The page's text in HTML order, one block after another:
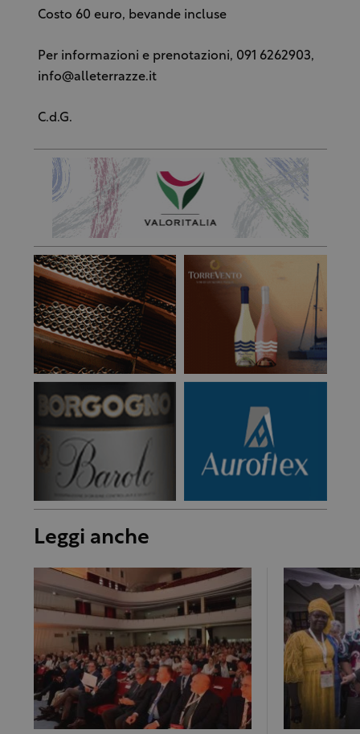
Costo 60 euro, bevande incluse
Per informazioni e prenotazioni, 091 6262903,
info@alleterrazze.it
C.d.G.
Leggi anche